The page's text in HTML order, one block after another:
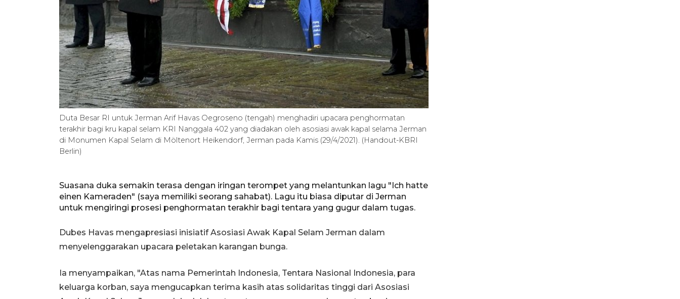
Duta Besar RI untuk Jerman Arif Havas Oegroseno (tengah) menghadiri upacara penghormatan
terakhir bagi kru kapal selam KRI Nanggala 402 yang diadakan oleh asosiasi awak kapal selama Jerman
di Monumen Kapal Selam di Möltenort Heikendorf, Jerman pada Kamis (29/4/2021). (Handout-KBRI
Berlin)
Suasana duka semakin terasa dengan iringan terompet yang melantunkan lagu "Ich hatte
einen Kameraden" (saya memiliki seorang sahabat). Lagu itu biasa diputar di Jerman
untuk mengiringi prosesi penghormatan terakhir bagi tentara yang gugur dalam tugas.
Dubes Havas mengapresiasi inisiatif Asosiasi Awak Kapal Selam Jerman dalam
menyelenggarakan upacara peletakan karangan bunga.
Ia menyampaikan, "Atas nama Pemerintah Indonesia, Tentara Nasional Indonesia, para
keluarga korban, saya mengucapkan terima kasih atas solidaritas tinggi dari Asosiasi